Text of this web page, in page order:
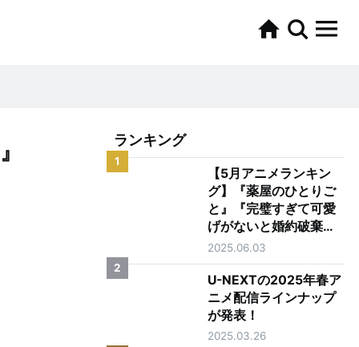
ランキング
1
【5月アニメランキン
グ】『薬屋のひとりご
と』『完璧すぎて可愛
げがないと婚約破棄さ
れた聖女は隣国に売ら
れる』がTOP2
2025.06.03
2
U-NEXTの2025年春ア
ニメ配信ラインナップ
が発表！
2025.03.26